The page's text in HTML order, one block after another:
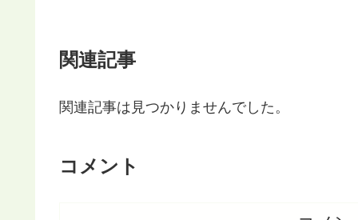
関連記事
関連記事は見つかりませんでした。
コメント